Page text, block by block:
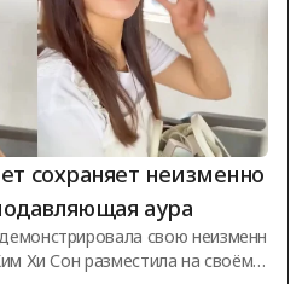
сохраняет неизменно
аура
свою неизменн
Хи Сон разместила на своём S